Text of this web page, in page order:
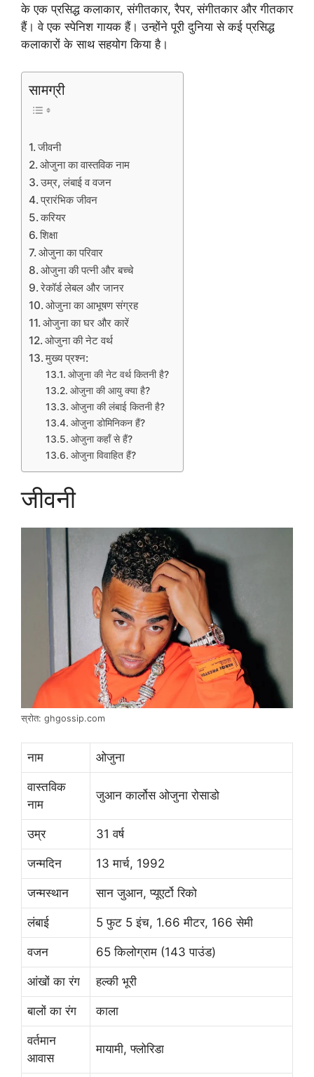
के एक प्रसिद्ध कलाकार, संगीतकार, रैपर, संगीतकार और गीतकार
हैं। वे एक स्पेनिश गायक हैं। उन्होंने पूरी दुनिया से कई प्रसिद्ध
कलाकारों के साथ सहयोग किया है।
सामग्री
जीवनी
ओजुना का वास्तविक नाम
उम्र, लंबाई व वजन
प्रारंभिक जीवन
करियर
शिक्षा
ओजुना का परिवार
ओजुना की पत्नी और बच्चे
रेकॉर्ड लेबल और जानर
ओजुना का आभूषण संग्रह
ओजुना का घर और कारें
ओजुना की नेट वर्थ
मुख्य प्रश्न:
ओजुना की नेट वर्थ कितनी है?
ओजुना की आयु क्या है?
ओजुना की लंबाई कितनी है?
ओजुना डोमिनिकन हैं?
ओजुना कहाँ से हैं?
ओजुना विवाहित हैं?
जीवनी
स्रोत: ghgossip.com
नाम ओजुना
वास्तविक
नाम
जुआन कार्लोस ओजुना रोसाडो
उम्र 31 वर्ष
जन्मदिन 13 मार्च, 1992
जन्मस्थान सान जुआन, प्यूएर्टो रिको
लंबाई 5 फुट 5 इंच, 1.66 मीटर, 166 सेमी
वजन 65 किलोग्राम (143 पाउंड)
आंखों का रंग हल्की भूरी
बालों का रंग काला
वर्तमान
आवास
मायामी, फ्लोरिडा